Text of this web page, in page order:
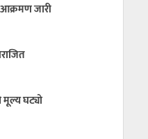
जारी
मूल्य घट्यो